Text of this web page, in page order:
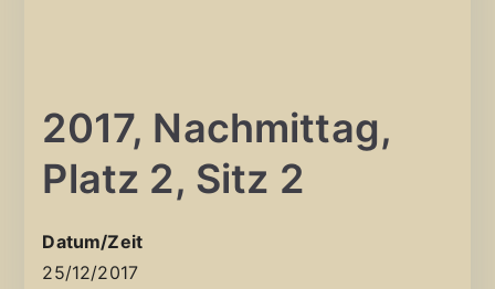
2017, Nachmittag,
Platz 2, Sitz 2
Datum/Zeit
25/12/2017